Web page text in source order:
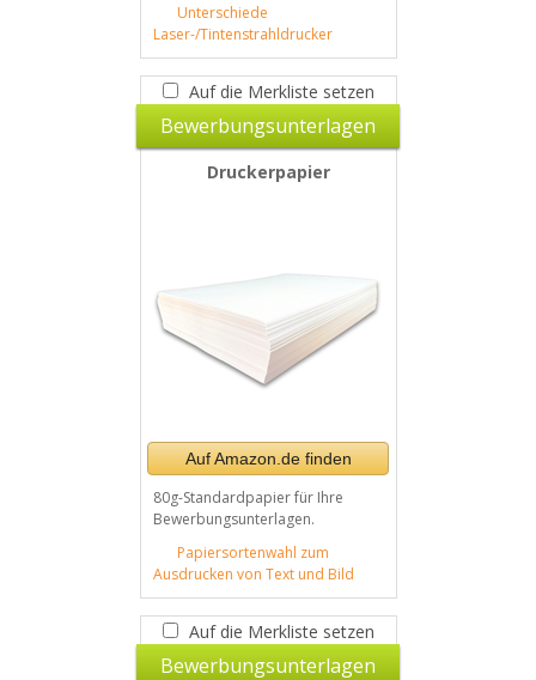
Unterschiede
Laser-/Tintenstrahldrucker
Auf die Merkliste setzen
Bewerbungsunterlagen
Druckerpapier
Auf Amazon.de finden
80g-Standardpapier für Ihre
Bewerbungsunterlagen.
Papiersortenwahl zum
Ausdrucken von Text und Bild
Auf die Merkliste setzen
Bewerbungsunterlagen